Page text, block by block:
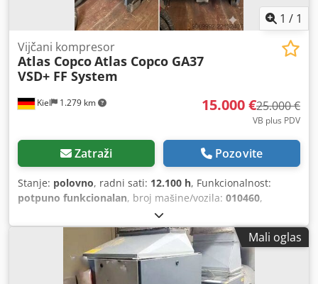
1 / 1
Kiel 1.279 km
Vijčani kompresor
Atlas CopcoAtlas Copco GA37
VSD+ FF System
15.000 €25.000 €
VB plus PDV
Zatraži Pozovite
Stanje: polovno, radni sati: 12.100 h, Funkcionalnost:
potpuno funkcionalan, broj mašine/vozila: 010460,
Mali oglas